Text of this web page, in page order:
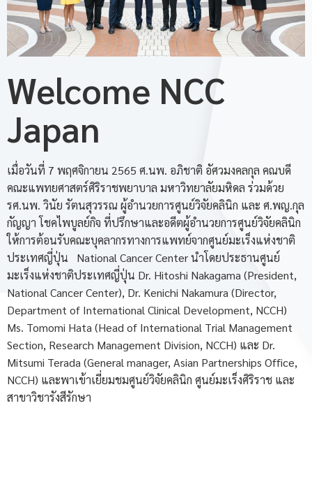
Welcome NCC
Japan
เมื่อวันที่ 7 พฤศจิกายน 2565 ศ.นพ. อภิชาติ อัศวมงคลกุล คณบดี
คณะแพทยศาสตร์ศิริราชพยาบาล มหาวิทยาลัยมหิดล ร่วมด้วย
รศ.นพ. วินัย รัตนสุวรรณ ผู้อำนวยการศูนย์วิจัยคลินิก และ ศ.พญ.กุล
กัญญา โชคไพบูลย์กิจ ที่ปรึกษาและอดีตผู้อำนวยการศูนย์วิจัยคลินิก
ให้การต้อนรับคณะบุคลากรทางการแพทย์จากศูนย์มะเร็งแห่งชาติ
ประเทศญี่ปุ่น National Cancer Center นำโดยประธานศูนย์
มะเร็งแห่งชาติประเทศญี่ปุ่น Dr. Hitoshi Nakagama (President,
National Cancer Center), Dr. Kenichi Nakamura (Director,
Department of International Clinical Development, NCCH)
Ms. Tomomi Hata (Head of International Trial Management
Section, Research Management Division, NCCH) และ Dr.
Mitsumi Terada (General manager, Asian Partnerships Office,
NCCH) และพาเข้าเยี่ยมชมศูนย์วิจัยคลินิก ศูนย์มะเร็งศิริราช และ
สาขาวิชารังสีรักษา